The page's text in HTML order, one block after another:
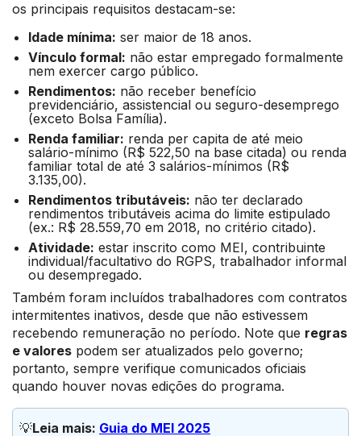
os principais requisitos destacam-se:
Idade mínima: ser maior de 18 anos.
Vínculo formal: não estar empregado formalmente
nem exercer cargo público.
Rendimentos: não receber benefício
previdenciário, assistencial ou seguro-desemprego
(exceto Bolsa Família).
Renda familiar: renda per capita de até meio
salário-mínimo (R$ 522,50 na base citada) ou renda
familiar total de até 3 salários-mínimos (R$
3.135,00).
Rendimentos tributáveis: não ter declarado
rendimentos tributáveis acima do limite estipulado
(ex.: R$ 28.559,70 em 2018, no critério citado).
Atividade: estar inscrito como MEI, contribuinte
individual/facultativo do RGPS, trabalhador informal
ou desempregado.
Também foram incluídos trabalhadores com contratos
intermitentes inativos, desde que não estivessem
recebendo remuneração no período. Note que regras
e valores podem ser atualizados pelo governo;
portanto, sempre verifique comunicados oficiais
quando houver novas edições do programa.
💡Leia mais: Guia do MEI 2025